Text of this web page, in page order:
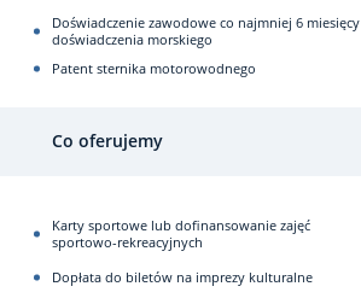
Doświadczenie zawodowe co najmniej 6 miesięcy
doświadczenia morskiego
Patent sternika motorowodnego
Co oferujemy
Karty sportowe lub dofinansowanie zajęć
sportowo-rekreacyjnych
Dopłata do biletów na imprezy kulturalne